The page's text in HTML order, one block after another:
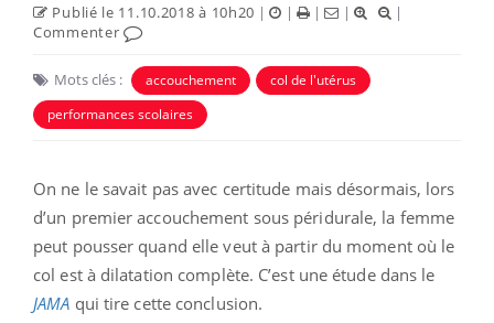
Publié le 11.10.2018 à 10h20 | | | |
|
Commenter
Mots clés : accouchement
col de l'utérus
performances scolaires
On ne le savait pas avec certitude mais désormais, lors
d’un premier accouchement sous péridurale, la femme
peut pousser quand elle veut à partir du moment où le
col est à dilatation complète. C’est une étude dans le
JAMA qui tire cette conclusion.